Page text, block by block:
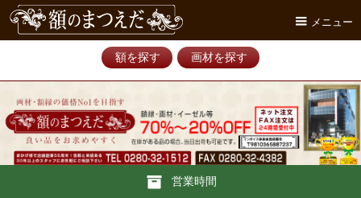
メニュー
額を探す 画材を探す
営業時間